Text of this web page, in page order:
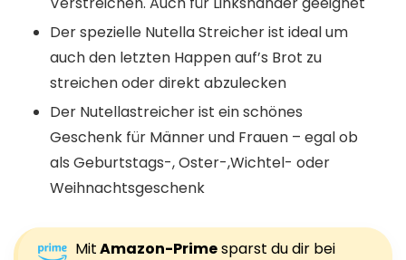
Der spezielle Nutella Streicher ist ideal um
auch den letzten Happen auf’s Brot zu
streichen oder direkt abzulecken
Der Nutellastreicher ist ein schönes
Geschenk für Männer und Frauen – egal ob
als Geburtstags-, Oster-,Wichtel- oder
Weihnachtsgeschenk
MitAmazon-Primesparst du dir bei